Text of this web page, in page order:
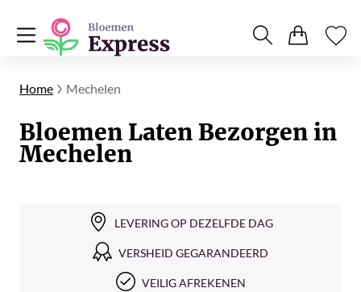
Home Mechelen
Bloemen Laten Bezorgen in
Mechelen
LEVERING OP DEZELFDE DAG
VERSHEID GEGARANDEERD
VEILIG AFREKENEN